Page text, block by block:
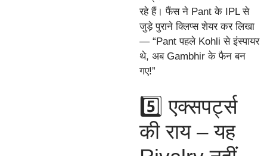
रहे हैं। फैंस ने Pant के IPL से
जुड़े पुराने क्लिप्स शेयर कर लिखा
— “Pant पहले Kohli से इंस्पायर
थे, अब Gambhir के फैन बन
गए!”
5️⃣ एक्सपर्ट्स
की राय – यह